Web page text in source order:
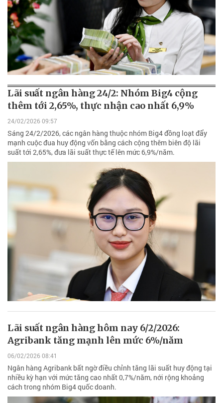
Lãi suất ngân hàng 24/2: Nhóm Big4 cộng
thêm tới 2,65%, thực nhận cao nhất 6,9%
24/02/2026 09:57
Sáng 24/2/2026, các ngân hàng thuộc nhóm Big4 đồng loạt đẩy
mạnh cuộc đua huy động vốn bằng cách cộng thêm biên độ lãi
suất tới 2,65%, đưa lãi suất thực tế lên mức 6,9%/năm.
Lãi suất ngân hàng hôm nay 6/2/2026:
Agribank tăng mạnh lên mức 6%/năm
06/02/2026 08:41
Ngân hàng Agribank bất ngờ điều chỉnh tăng lãi suất huy động tại
nhiều kỳ hạn với mức tăng cao nhất 0,7%/năm, nới rộng khoảng
cách trong nhóm Big4 quốc doanh.